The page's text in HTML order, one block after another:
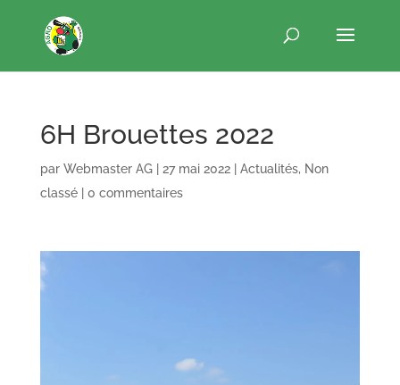
6H Brouettes 2022
par Webmaster AG| 27 mai 2022| Actualités, Non
classé| 0 commentaires